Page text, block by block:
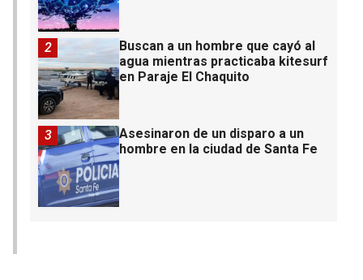
Buscan a un hombre que cayó al
agua mientras practicaba kitesurf
en Paraje El Chaquito
2
Asesinaron de un disparo a un
hombre en la ciudad de Santa Fe
3